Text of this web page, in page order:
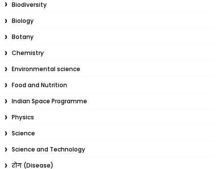
Biodiversity
Biology
Botany
Chemistry
Environmental science
Food and Nutrition
Indian Space Programme
Physics
Science
Science and Technology
रोग (Disease)